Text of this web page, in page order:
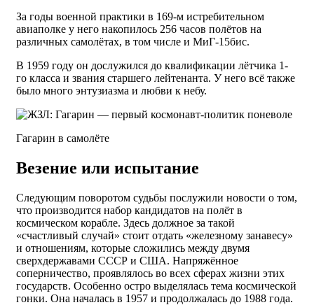
За годы военной практики в 169-м истребительном
авиаполке у него накопилось 256 часов полётов на
различных самолётах, в том числе и МиГ-15бис.
В 1959 году он дослужился до квалификации лётчика 1-
го класса и звания старшего лейтенанта. У него всё также
было много энтузиазма и любви к небу.
Гагарин в самолёте
Везение или испытание
Следующим поворотом судьбы послужили новости о том,
что производится набор кандидатов на полёт в
космическом корабле. Здесь должное за такой
«счастливый случай» стоит отдать «железному занавесу»
и отношениям, которые сложились между двумя
сверхдержавами СССР и США. Напряжённое
соперничество, проявлялось во всех сферах жизни этих
государств. Особенно остро выделялась тема космической
гонки. Она началась в 1957 и продолжалась до 1988 года.